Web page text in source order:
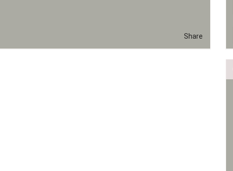
Share